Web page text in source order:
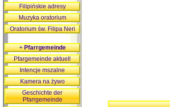
Filipińskie adresy
Muzyka oratorium
Oratorium św. Filipa Neri
+Pfarrgemeinde
Pfargemeinde aktuell
Intencje mszalne
Kamera na żywo
Geschichte der
Pfarrgemeinde